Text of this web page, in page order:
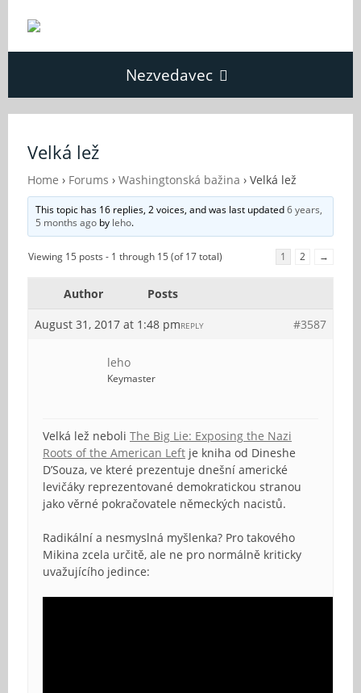
Nezvedavec
Fórum
Velká lež
Home › Forums › Washingtonská bažina › Velká lež
This topic has 16 replies, 2 voices, and was last updated6 years,
5 months ago by leho.
Viewing 15 posts - 1 through 15 (of 17 total) 1 2 →
Author
Posts
August 31, 2017 at 1:48 pm
#3587
REPLY
leho
Keymaster
Velká lež neboli The Big Lie: Exposing the Nazi
Roots of the American Left je kniha od Dineshe
D’Souza, ve které prezentuje dnešní americké
levičáky reprezentované demokratickou stranou
jako věrné pokračovatele německých nacistů.
Radikální a nesmyslná myšlenka? Pro takového
Mikina zcela určitě, ale ne pro normálně kriticky
uvažujícího jedince: